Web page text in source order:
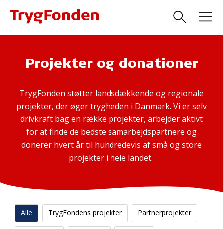
Projekter og donationer
TrygFonden støtter landsdækkende og regionale
projekter, der øger trygheden i Danmark. Vi er selv
drivkraft bag en række projekter, arbejder aktivt
for at finde de bedste samarbejdspartnere og
donerer hvert år til hundredevis af små og store
projekter i hele landet.
Alle TrygFondens projekter Partnerprojekter